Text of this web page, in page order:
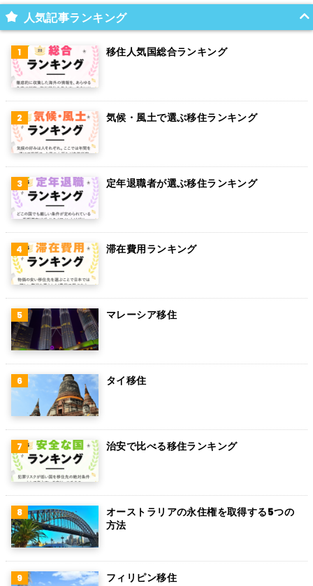
人気記事ランキング
移住人気国総合ランキング
気候・風土で選ぶ移住ランキング
定年退職者が選ぶ移住ランキング
滞在費用ランキング
マレーシア移住
タイ移住
治安で比べる移住ランキング
オーストラリアの永住権を取得する5つの
方法
フィリピン移住